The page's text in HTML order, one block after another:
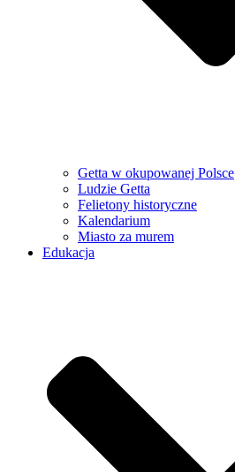
Getta w okupowanej Polsce
Ludzie Getta
Felietony historyczne
Kalendarium
Miasto za murem
Edukacja